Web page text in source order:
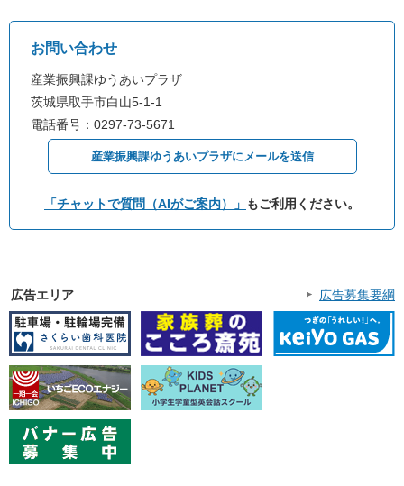
お問い合わせ
産業振興課ゆうあいプラザ
茨城県取手市白山5-1-1
電話番号：0297-73-5671
産業振興課ゆうあいプラザにメールを送信
「チャットで質問（AIがご案内）」 もご利用ください。
広告エリア 広告募集要綱